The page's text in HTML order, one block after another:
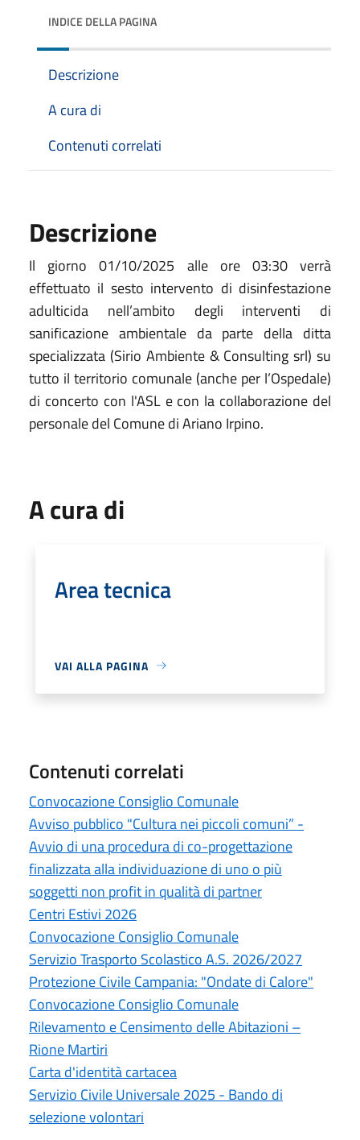
INDICE DELLA PAGINA
Descrizione
A cura di
Contenuti correlati
Descrizione
Il giorno 01/10/2025 alle ore 03:30 verrà
effettuato il sesto intervento di disinfestazione
adulticida nell’ambito degli interventi di
sanificazione ambientale da parte della ditta
specializzata (Sirio Ambiente & Consulting srl) su
tutto il territorio comunale (anche per l’Ospedale)
di concerto con l'ASL e con la collaborazione del
personale del Comune di Ariano Irpino.
A cura di
Area tecnica
VAI ALLA PAGINA
Contenuti correlati
Convocazione Consiglio Comunale
Avviso pubblico "Cultura nei piccoli comuni” -
Avvio di una procedura di co-progettazione
finalizzata alla individuazione di uno o più
soggetti non profit in qualità di partner
Centri Estivi 2026
Convocazione Consiglio Comunale
Servizio Trasporto Scolastico A.S. 2026/2027
Protezione Civile Campania: "Ondate di Calore"
Convocazione Consiglio Comunale
Rilevamento e Censimento delle Abitazioni –
Rione Martiri
Carta d'identità cartacea
Servizio Civile Universale 2025 - Bando di
selezione volontari